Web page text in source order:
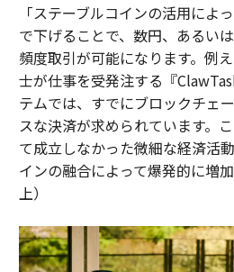
「ステーブルコインの活用によ
で下げることで、数円、あるい
頻度取引が可能になります。例
士が仕事を受発注する『
テムでは、すでにブロックチェ
スな決済が求められています。
て成立しなかった微細な経済活
インの融合によって爆発的に増
上）